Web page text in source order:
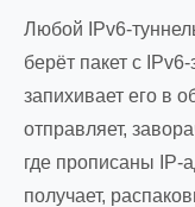
Любой IPv6-
берёт пакет с
запихивает его в
отправляет,
где прописаны IP-
получает,